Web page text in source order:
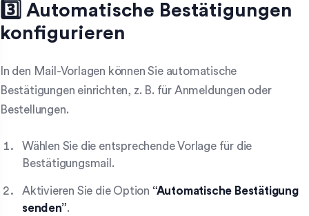
3️⃣ Automatische Bestätigungen
konfigurieren
In den Mail-Vorlagen können Sie automatische
Bestätigungen einrichten, z. B. für Anmeldungen oder
Bestellungen.
Wählen Sie die entsprechende Vorlage für die
Bestätigungsmail.
Aktivieren Sie die Option “Automatische Bestätigung
senden”.